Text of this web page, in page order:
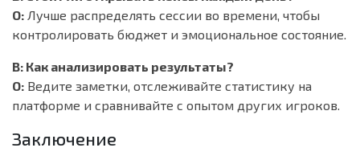
О: Лучше распределять сессии во времени, чтобы
контролировать бюджет и эмоциональное состояние.
В: Как анализировать результаты?
О: Ведите заметки, отслеживайте статистику на
платформе и сравнивайте с опытом других игроков.
Заключение